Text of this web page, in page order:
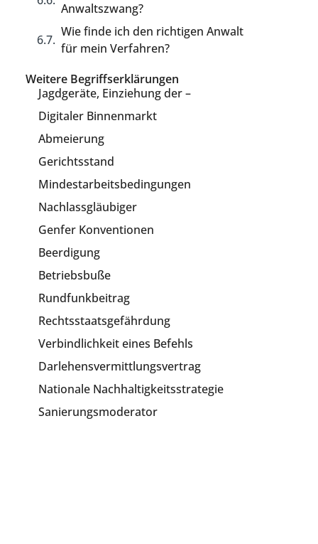
Anwaltszwang?
Wie finde ich den richtigen Anwalt
für mein Verfahren?
Weitere Begriffserklärungen
Jagdgeräte, Einziehung der –
Digitaler Binnenmarkt
Abmeierung
Gerichtsstand
Mindestarbeitsbedingungen
Nachlassgläubiger
Genfer Konventionen
Beerdigung
Betriebsbuße
Rundfunkbeitrag
Rechtsstaatsgefährdung
Verbindlichkeit eines Befehls
Darlehensvermittlungsvertrag
Nationale Nachhaltigkeitsstrategie
Sanierungsmoderator